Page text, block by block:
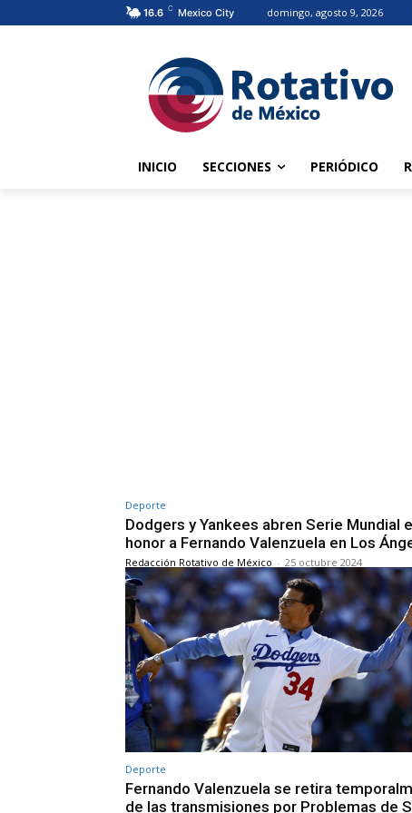
16.6 C Mexico City domingo, agosto 9, 2026
INICIO SECCIONES PERIÓDICO
Deporte
Dodgers y Yankees abren Serie Mundial
honor a Fernando Valenzuela en Los
Redacción Rotativo de México - 25 octubre 2024
Deporte
Fernando Valenzuela se retira
de las transmisiones por Problemas de